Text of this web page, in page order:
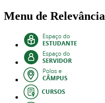
Menu de Relevância